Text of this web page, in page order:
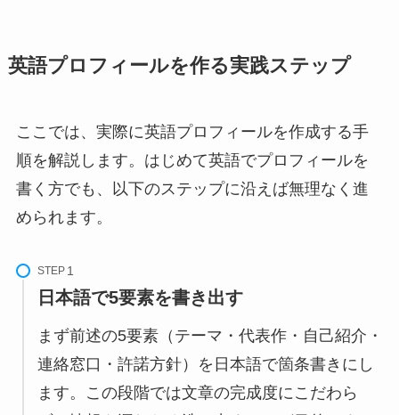
英語プロフィールを作る実践ステップ
ここでは、実際に英語プロフィールを作成する手
順を解説します。はじめて英語でプロフィールを
書く方でも、以下のステップに沿えば無理なく進
められます。
STEP
日本語で5要素を書き出す
まず前述の5要素（テーマ・代表作・自己紹介・
連絡窓口・許諾方針）を日本語で箇条書きにし
ます。この段階では文章の完成度にこだわら